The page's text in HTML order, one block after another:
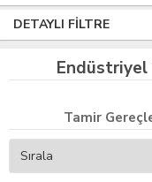
DETAYLI FILTRE
Tamir